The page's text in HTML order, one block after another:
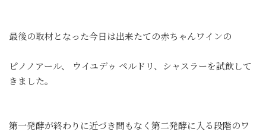
最後の取材となった今日は出来たての赤ちゃんワインの
ピノノアール、 ウイユデゥ ペルドリ、シャスラーを試飲して
きました。
第一発酵が終わりに近づき間もなく第二発酵に入る段階のワ